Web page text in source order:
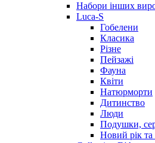
Набори інших
Luca-S
Гобелени
Класика
Різне
Пейзажі
Фауна
Квіти
Натюрморти
Дитинство
Люди
Подушки,
Новий рік та